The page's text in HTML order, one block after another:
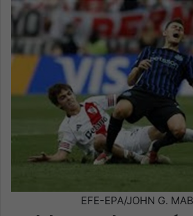
EFE-EPA/JOHN G.